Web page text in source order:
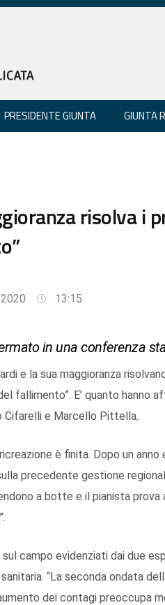
PRESIDENTE GIUNTA GIUNTA
risolva i
13:15
in una conferenza
e la sua maggioranza
fallimento”. E’ quanto hanno
Cifarelli e Marcello Pittella.
è finita. Dopo un
precedente gestione
a botte e il pianista prova
campo evidenziati dai due
sanitaria. “La seconda ondata
dei contagi preoccupa